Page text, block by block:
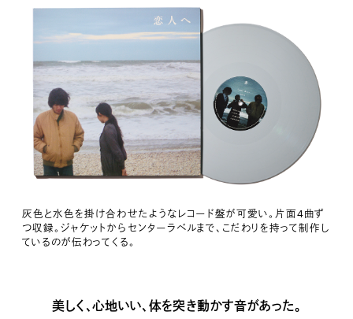
灰色と水色を掛け合わせたようなレコード盤が可愛い。片面4曲ず
つ収録。ジャケットからセンターラベルまで、こだわりを持って制作し
ているのが伝わってくる。
美しく、心地いい、体を突き動かす音があった。